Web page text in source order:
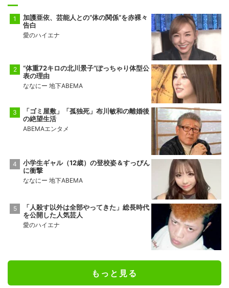
加護亜依、芸能人との“体の関係”を赤裸々
告白
愛のハイエナ
“体重72キロの北川景子”ぽっちゃり体型公
表の理由
ななにー 地下ABEMA
「ゴミ屋敷」「孤独死」布川敏和の離婚後
の絶望生活
ABEMAエンタメ
小学生ギャル（12歳）の登校姿＆すっぴん
に衝撃
ななにー 地下ABEMA
「人殺す以外は全部やってきた」総長時代
を公開した人気芸人
愛のハイエナ
もっと見る